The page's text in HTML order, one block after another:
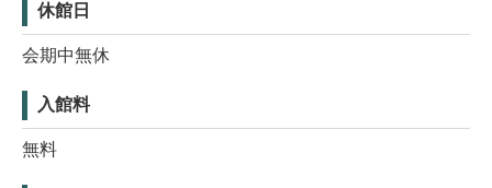
休館日
会期中無休
入館料
無料